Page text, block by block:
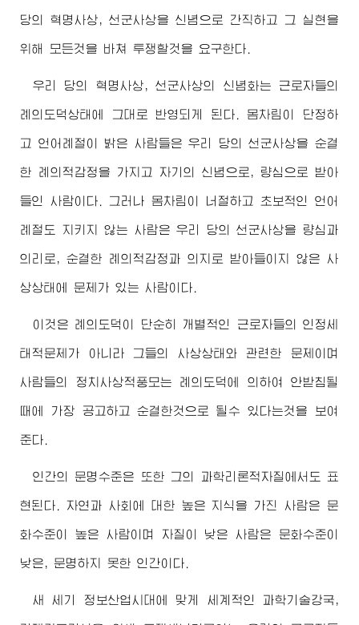
당의 혁명사상, 선군사상을 신념으로 간직하고 그 실현을
위해 모든것을 바쳐 투쟁할것을 요구한다.
우리 당의 혁명사상, 선군사상의 신념화는 근로자들의
례의도덕상태에 그대로 반영되게 된다. 몸차림이 단정하
고 언어례절이 밝은 사람들은 우리 당의 선군사상을 순결
한 례의적감정을 가지고 자기의 신념으로, 량심으로 받아
들인 사람이다. 그러나 몸차림이 너절하고 초보적인 언어
례절도 지키지 않는 사람은 우리 당의 선군사상을 량심과
의리로, 순결한 례의적감정과 의지로 받아들이지 않은 사
상상태에 문제가 있는 사람이다.
이것은 례의도덕이 단순히 개별적인 근로자들의 인정세
태적문제가 아니라 그들의 사상상태와 관련한 문제이며
사람들의 정치사상적풍모는 례의도덕에 의하여 안받침될
때에 가장 공고하고 순결한것으로 될수 있다는것을 보여
준다.
인간의 문명수준은 또한 그의 과학리론적자질에서도 표
현된다. 자연과 사회에 대한 높은 지식을 가진 사람은 문
화수준이 높은 사람이며 자질이 낮은 사람은 문화수준이
낮은, 문명하지 못한 인간이다.
새 세기 정보산업시대에 맞게 세계적인 과학기술강국,